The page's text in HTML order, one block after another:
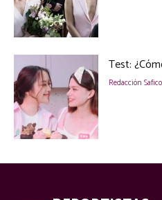
Test:
Redacción